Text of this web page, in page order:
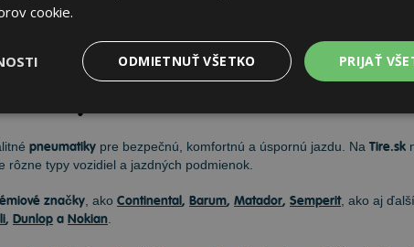
pneumatiky pre bezpečnú, komfortnú a úspornú jazdu. Na Tire.sk
rôzne typy vozidiel a jazdných podmienok.
značky , ako Continental, Barum, Matador, Semperit, ako aj
, Dunlop a Nokian
cookie.
PRIJAŤ
ODMIETNUŤ VŠETKO